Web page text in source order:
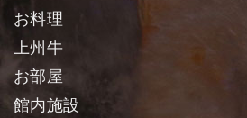
お料理
上州牛
お部屋
館内施設